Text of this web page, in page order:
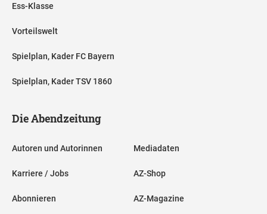
Ess-Klasse
Vorteilswelt
Spielplan, Kader FC Bayern
Spielplan, Kader TSV 1860
Die Abendzeitung
Autoren und Autorinnen
Karriere / Jobs
Abonnieren
Mediadaten
AZ-Shop
AZ-Magazine